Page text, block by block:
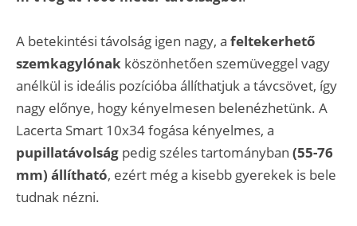
A betekintési távolság igen nagy, a feltekerhető
szemkagylónak köszönhetően szemüveggel vagy
anélkül is ideális pozícióba állíthatjuk a távcsövet, így
nagy előnye, hogy kényelmesen belenézhetünk. A
Lacerta Smart 10x34 fogása kényelmes, a
pupillatávolság pedig széles tartományban (55-76
mm) állítható, ezért még a kisebb gyerekek is bele
tudnak nézni.